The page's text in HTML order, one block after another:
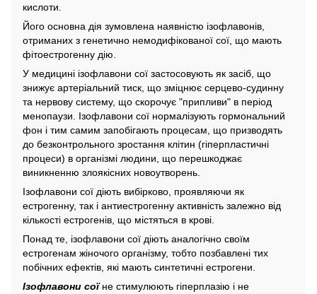
кислоти.
Його основна дія зумовлена ​​наявністю ізофлавонів,
отриманих з генетично немодифікованої сої, що мають
фітоестрогенну дію.
У медицині ізофлавони сої застосовують як засіб, що
знижує артеріальний тиск, що зміцнює серцево-судинну
та нервову систему, що скорочує "припливи" в період
менопаузи. Ізофлавони сої нормалізують гормональний
фон і тим самим запобігають процесам, що призводять
до безконтрольного зростання клітин (гіперпластичні
процеси) в організмі людини, що перешкоджає
виникненню злоякісних новоутворень.
Ізофлавони сої діють вибірково, проявляючи як
естрогенну, так і антиестрогенну активність залежно від
кількості естрогенів, що містяться в крові.
Понад те, ізофлавони сої діють аналогічно своїм
естрогенам жіночого організму, тобто позбавлені тих
побічних ефектів, які мають синтетичні естрогени.
Ізофлавони сої не стимулюють гіперплазію і не